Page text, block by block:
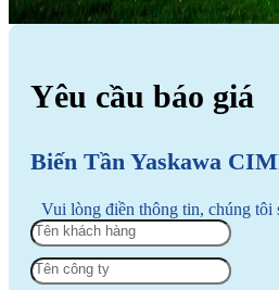
Yêu cầu báo giá
Biến Tần Yaskawa
Vui lòng điền thông tin, chúng tôi